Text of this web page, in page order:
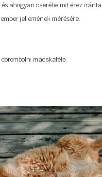
ahogyan cserébe mit érez
jellemének mérésére.
macskaféle.
szellemként jönnek a földre.
tud a felhőn sétálni anélkül,